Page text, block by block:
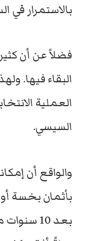
بالاستمرار في
فضلاً عن أن
البقاء فيها.
العملية
السيسي.
والواقع أن
بأثمان بخسة
بعد 10